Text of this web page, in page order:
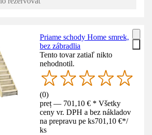
Priame schody Home smrek,
bez zábradlia
Tento tovar zatiaľ nikto
nehodnotil.
(0)
preț — 701,10 € * Všetky
ceny vr. DPH a bez nákladov
na prepravu pe ks701,10 €*/
ks